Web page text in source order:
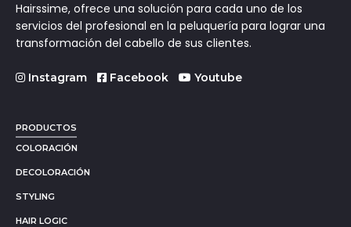
Hairssime, ofrece una solución para cada uno de los
servicios del profesional en la peluquería para lograr una
transformación del cabello de sus clientes.
Instagram Facebook Youtube
PRODUCTOS
COLORACIÓN
DECOLORACIÓN
STYLING
HAIR LOGIC